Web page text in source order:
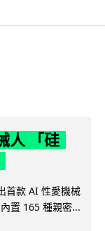
人 「硅
首款 AI 性愛機械
置 165 種親密...